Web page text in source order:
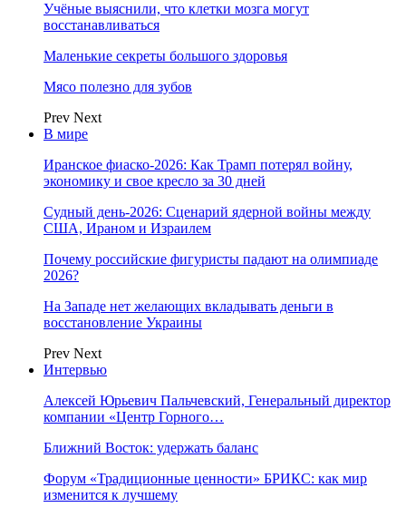
Учёные выяснили, что клетки мозга могут
восстанавливаться
Маленькие секреты большого здоровья
Мясо полезно для зубов
Prev Next
В мире
Иранское фиаско-2026: Как Трамп потерял войну,
экономику и свое кресло за 30 дней
Судный день-2026: Сценарий ядерной войны между
США, Ираном и Израилем
Почему российские фигуристы падают на олимпиаде
2026?
На Западе нет желающих вкладывать деньги в
восстановление Украины
Prev Next
Интервью
Алексей Юрьевич Пальчевский, Генеральный директор
компании «Центр Горного…
Ближний Восток: удержать баланс
Форум «Традиционные ценности» БРИКС: как мир
изменится к лучшему